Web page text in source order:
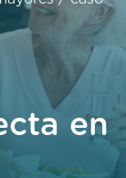
en